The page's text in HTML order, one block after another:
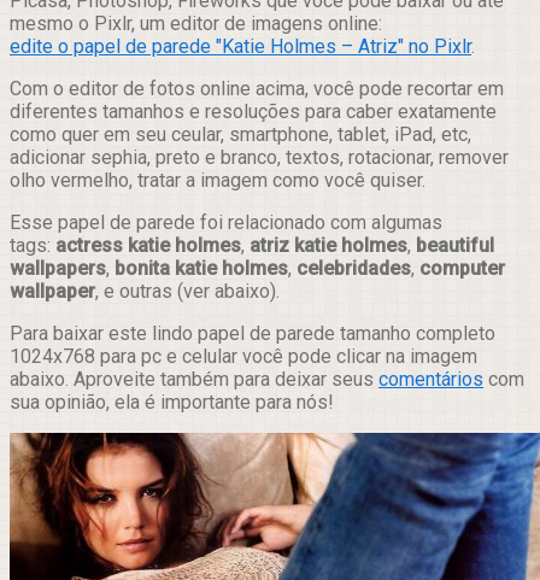
mesmo o Pixlr, um editor de imagens online:
edite o papel de parede "Katie Holmes – Atriz" no Pixlr.
Com o editor de fotos online acima, você pode recortar em
diferentes tamanhos e resoluções para caber exatamente
como quer em seu ceular, smartphone, tablet, iPad, etc,
adicionar sephia, preto e branco, textos, rotacionar, remover
olho vermelho, tratar a imagem como você quiser.
Esse papel de parede foi relacionado com algumas
tags: actress katie holmes, atriz katie holmes, beautiful
wallpapers, bonita katie holmes, celebridades, computer
wallpaper, e outras (ver abaixo).
Para baixar este lindo papel de parede tamanho completo
1024x768 para pc e celular você pode clicar na imagem
abaixo. Aproveite também para deixar seus comentários com
sua opinião, ela é importante para nós!